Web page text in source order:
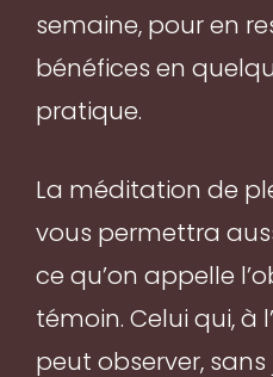
semaine, pour en
bénéfices en
pratique.
La méditation de
vous permettra
ce qu’on appelle
témoin. Celui qui, à
peut observer, sans